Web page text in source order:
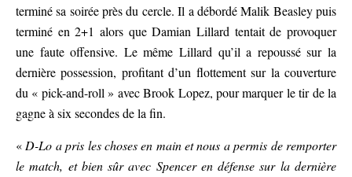
terminé sa soirée près du cercle. Il a débordé Malik Beasley puis
terminé en 2+1 alors que Damian Lillard tentait de provoquer
une faute offensive. Le même Lillard qu’il a repoussé sur la
dernière possession, profitant d’un flottement sur la couverture
du « pick-and-roll » avec Brook Lopez, pour marquer le tir de la
gagne à six secondes de la fin.
«D-Lo a pris les choses en main et nous a permis de remporter
le match, et bien sûr avec Spencer en défense sur la dernière